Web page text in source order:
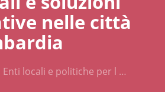
nelle città
Enti locali e politiche per l …